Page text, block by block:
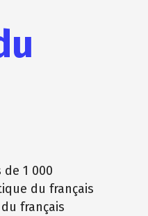
1 000
du français
français